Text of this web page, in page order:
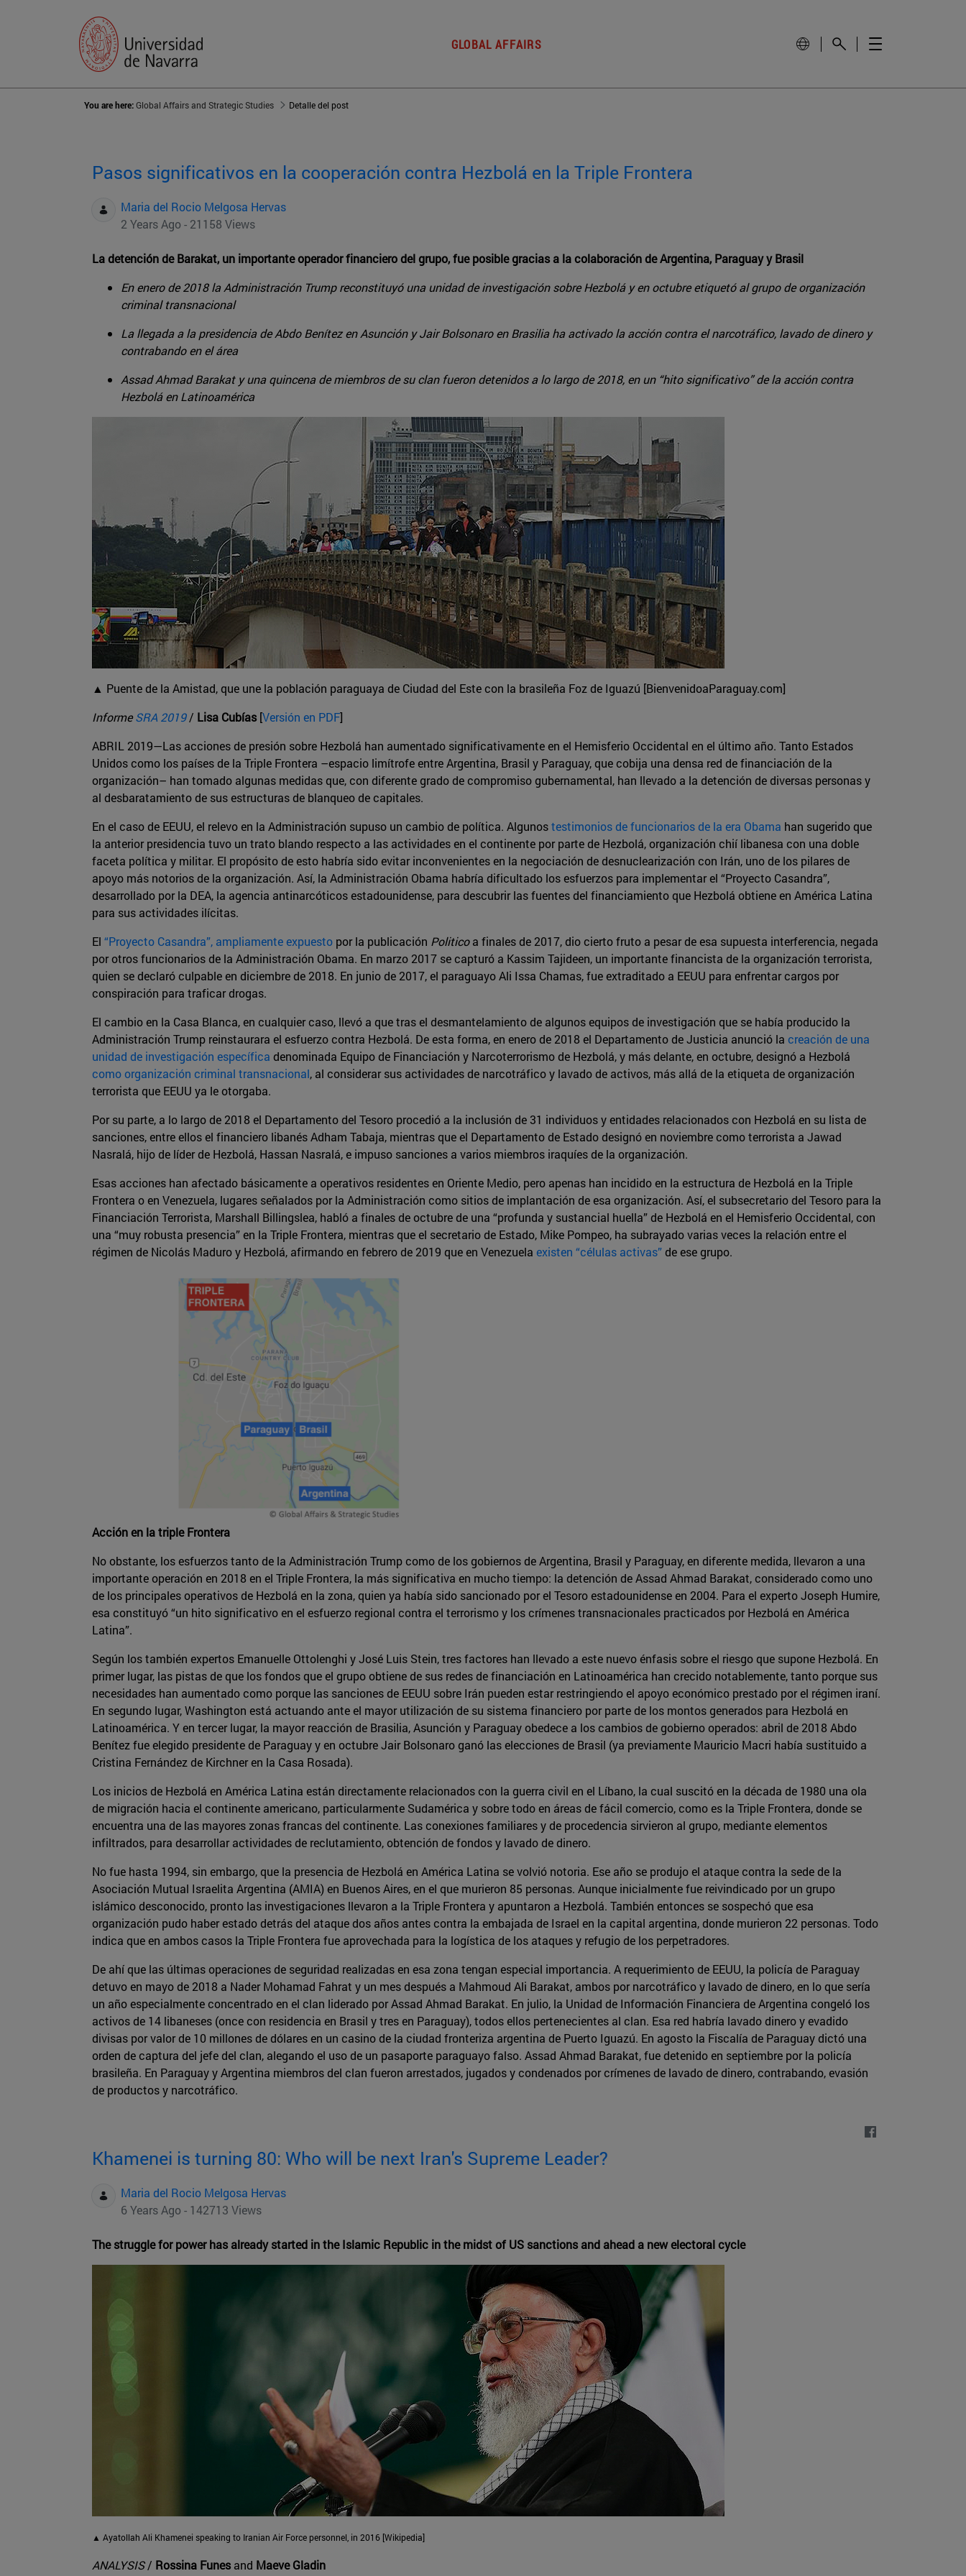
GLOBAL AFFAIRS
You are here:Global Affairs and Strategic Studies Detalle del post
Pasos significativos en la cooperación contra Hezbolá en la Triple Frontera
Maria del Rocio Melgosa Hervas
2 Years Ago - 21158 Views
La detención de Barakat, un importante operador financiero del grupo, fue posible gracias a la colaboración de Argentina, Paraguay y Brasil
En enero de 2018 la Administración Trump reconstituyó una unidad de investigación sobre Hezbolá y en octubre etiquetó al grupo de organización
criminal transnacional
La llegada a la presidencia de Abdo Benítez en Asunción y Jair Bolsonaro en Brasilia ha activado la acción contra el narcotráfico, lavado de dinero y
contrabando en el área
Assad Ahmad Barakat y una quincena de miembros de su clan fueron detenidos a lo largo de 2018, en un “hito significativo” de la acción contra
Hezbolá en Latinoamérica
▲ Puente de la Amistad, que une la población paraguaya de Ciudad del Este con la brasileña Foz de Iguazú [BienvenidoaParaguay.com]
InformeSRA 2019/ Lisa Cubías [Versión en PDF]
ABRIL 2019—Las acciones de presión sobre Hezbolá han aumentado significativamente en el Hemisferio Occidental en el último año. Tanto Estados
Unidos como los países de la Triple Frontera –espacio limítrofe entre Argentina, Brasil y Paraguay, que cobija una densa red de financiación de la
organización­– han tomado algunas medidas que, con diferente grado de compromiso gubernamental, han llevado a la detención de diversas personas y
al desbaratamiento de sus estructuras de blanqueo de capitales.
En el caso de EEUU, el relevo en la Administración supuso un cambio de política. Algunostestimonios de funcionarios de la era Obama han sugerido que
la anterior presidencia tuvo un trato blando respecto a las actividades en el continente por parte de Hezbolá, organización chií libanesa con una doble
faceta política y militar. El propósito de esto habría sido evitar inconvenientes en la negociación de desnuclearización con Irán, uno de los pilares de
apoyo más notorios de la organización. Así, la Administración Obama habría dificultado los esfuerzos para implementar el “Proyecto Casandra”,
desarrollado por la DEA, la agencia antinarcóticos estadounidense, para descubrir las fuentes del financiamiento que Hezbolá obtiene en América Latina
para sus actividades ilícitas.
El “Proyecto Casandra”, ampliamente expuesto por la publicación Politicoa finales de 2017, dio cierto fruto a pesar de esa supuesta interferencia, negada
por otros funcionarios de la Administración Obama. En marzo 2017 se capturó a Kassim Tajideen, un importante financista de la organización terrorista,
quien se declaró culpable en diciembre de 2018. En junio de 2017, el paraguayo Ali Issa Chamas, fue extraditado a EEUU para enfrentar cargos por
conspiración para traficar drogas.
El cambio en la Casa Blanca, en cualquier caso, llevó a que tras el desmantelamiento de algunos equipos de investigación que se había producido la
Administración Trump reinstaurara el esfuerzo contra Hezbolá. De esta forma, en enero de 2018 el Departamento de Justicia anunció la creación de una
unidad de investigación específica denominada Equipo de Financiación y Narcoterrorismo de Hezbolá, y más delante, en octubre, designó a Hezbolá
como organización criminal transnacional, al considerar sus actividades de narcotráfico y lavado de activos, más allá de la etiqueta de organización
terrorista que EEUU ya le otorgaba.
Por su parte, a lo largo de 2018 el Departamento del Tesoro procedió a la inclusión de 31 individuos y entidades relacionados con Hezbolá en su lista de
sanciones, entre ellos el financiero libanés Adham Tabaja, mientras que el Departamento de Estado designó en noviembre como terrorista a Jawad
Nasralá, hijo de líder de Hezbolá, Hassan Nasralá, e impuso sanciones a varios miembros iraquíes de la organización.
Esas acciones han afectado básicamente a operativos residentes en Oriente Medio, pero apenas han incidido en la estructura de Hezbolá en la Triple
Frontera o en Venezuela, lugares señalados por la Administración como sitios de implantación de esa organización. Así, el subsecretario del Tesoro para la
Financiación Terrorista, Marshall Billingslea, habló a finales de octubre de una “profunda y sustancial huella” de Hezbolá en el Hemisferio Occidental, con
una “muy robusta presencia” en la Triple Frontera, mientras que el secretario de Estado, Mike Pompeo, ha subrayado varias veces la relación entre el
régimen de Nicolás Maduro y Hezbolá, afirmando en febrero de 2019 que en Venezuela existen “células activas”de ese grupo.
Acción en la triple Frontera
No obstante, los esfuerzos tanto de la Administración Trump como de los gobiernos de Argentina, Brasil y Paraguay, en diferente medida, llevaron a una
importante operación en 2018 en el Triple Frontera, la más significativa en mucho tiempo: la detención de Assad Ahmad Barakat, considerado como uno
de los principales operativos de Hezbolá en la zona, quien ya había sido sancionado por el Tesoro estadounidense en 2004. Para el experto Joseph Humire,
esa constituyó “un hito significativo en el esfuerzo regional contra el terrorismo y los crímenes transnacionales practicados por Hezbolá en América
Latina”.
Según los también expertos Emanuelle Ottolenghi y José Luis Stein, tres factores han llevado a este nuevo énfasis sobre el riesgo que supone Hezbolá. En
primer lugar, las pistas de que los fondos que el grupo obtiene de sus redes de financiación en Latinoamérica han crecido notablemente, tanto porque sus
necesidades han aumentado como porque las sanciones de EEUU sobre Irán pueden estar restringiendo el apoyo económico prestado por el régimen iraní.
En segundo lugar, Washington está actuando ante el mayor utilización de su sistema financiero por parte de los montos generados para Hezbolá en
Latinoamérica. Y en tercer lugar, la mayor reacción de Brasilia, Asunción y Paraguay obedece a los cambios de gobierno operados: abril de 2018 Abdo
Benítez fue elegido presidente de Paraguay y en octubre Jair Bolsonaro ganó las elecciones de Brasil (ya previamente Mauricio Macri había sustituido a
Cristina Fernández de Kirchner en la Casa Rosada).
Los inicios de Hezbolá en América Latina están directamente relacionados con la guerra civil en el Líbano, la cual suscitó en la década de 1980 una ola
de migración hacia el continente americano, particularmente Sudamérica y sobre todo en áreas de fácil comercio, como es la Triple Frontera, donde se
encuentra una de las mayores zonas francas del continente. Las conexiones familiares y de procedencia sirvieron al grupo, mediante elementos
infiltrados, para desarrollar actividades de reclutamiento, obtención de fondos y lavado de dinero.
No fue hasta 1994, sin embargo, que la presencia de Hezbolá en América Latina se volvió notoria. Ese año se produjo el ataque contra la sede de la
Asociación Mutual Israelita Argentina (AMIA) en Buenos Aires, en el que murieron 85 personas. Aunque inicialmente fue reivindicado por un grupo
islámico desconocido, pronto las investigaciones llevaron a la Triple Frontera y apuntaron a Hezbolá. También entonces se sospechó que esa
organización pudo haber estado detrás del ataque dos años antes contra la embajada de Israel en la capital argentina, donde murieron 22 personas. Todo
indica que en ambos casos la Triple Frontera fue aprovechada para la logística de los ataques y refugio de los perpetradores.
De ahí que las últimas operaciones de seguridad realizadas en esa zona tengan especial importancia. A requerimiento de EEUU, la policía de Paraguay
detuvo en mayo de 2018 a Nader Mohamad Fahrat y un mes después a Mahmoud Ali Barakat, ambos por narcotráfico y lavado de dinero, en lo que sería
un año especialmente concentrado en el clan liderado por Assad Ahmad Barakat. En julio, la Unidad de Información Financiera de Argentina congeló los
activos de 14 libaneses (once con residencia en Brasil y tres en Paraguay), todos ellos pertenecientes al clan. Esa red habría lavado dinero y evadido
divisas por valor de 10 millones de dólares en un casino de la ciudad fronteriza argentina de Puerto Iguazú. En agosto la Fiscalía de Paraguay dictó una
orden de captura del jefe del clan, alegando el uso de un pasaporte paraguayo falso. Assad Ahmad Barakat, fue detenido en septiembre por la policía
brasileña. En Paraguay y Argentina miembros del clan fueron arrestados, jugados y condenados por crímenes de lavado de dinero, contrabando, evasión
de productos y narcotráfico.
Khamenei is turning 80: Who will be next Iran's Supreme Leader?
Maria del Rocio Melgosa Hervas
6 Years Ago - 142713 Views
The struggle for power has already started in the Islamic Republic in the midst of US sanctions and ahead a new electoral cycle
▲ Ayatollah Ali Khamenei speaking to Iranian Air Force personnel, in 2016 [Wikipedia]
ANALYSIS/ Rossina Funes and Maeve Gladin